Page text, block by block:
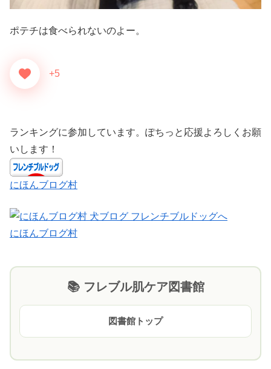
ポテチは食べられないのよー。
+5
ランキングに参加しています。ぽちっと応援よろしくお願
いします！
にほんブログ村
にほんブログ村
📚 フレブル肌ケア図書館
図書館トップ